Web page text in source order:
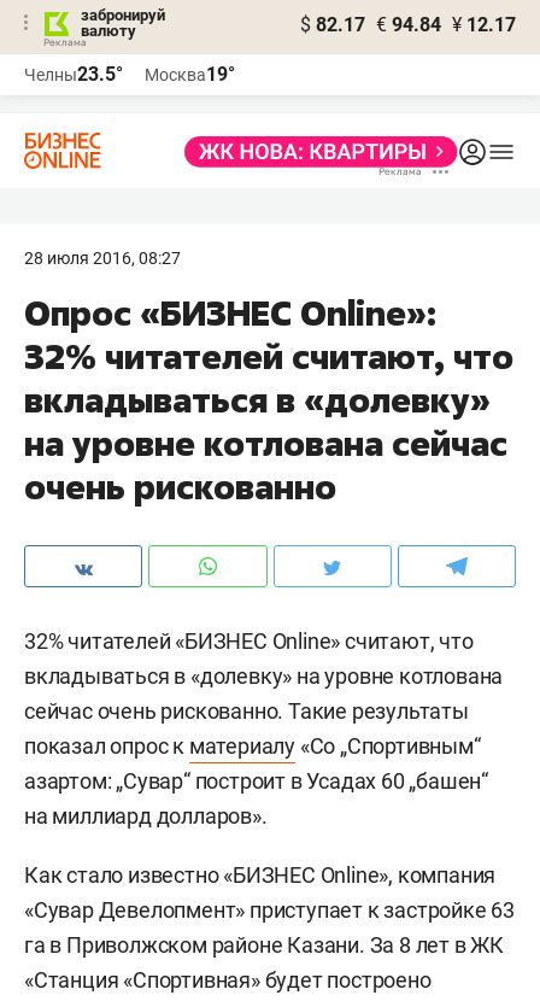
забронируй
валюту
$ 82.17 € 94.84 ¥ 12.17
Челны23.5° Москва19°
28 июля 2016, 08:27
Опрос «БИЗНЕС Online»:
32% читателей считают, что
вкладываться в «долевку»
на уровне котлована сейчас
очень рискованно
32% читателей «БИЗНЕС Online» считают, что
вкладываться в «долевку» на уровне котлована
сейчас очень рискованно. Такие результаты
показал опрос к материалу «Со „Спортивным“
азартом: „Сувар“ построит в Усадах 60 „башен“
на миллиард долларов».
Как стало известно «БИЗНЕС Online», компания
«Сувар Девелопмент» приступает к застройке 63
га в Приволжском районе Казани. За 8 лет в ЖК
«Станция «Спортивная» будет построено